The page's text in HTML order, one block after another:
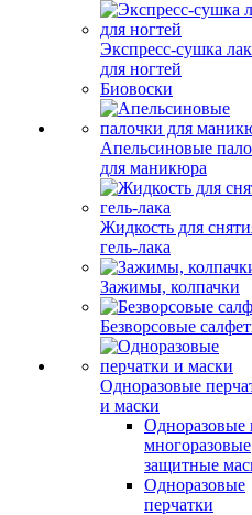
Экспресс-сушка
для ногтей
Биовоски
Апельсиновые
для маникюра
Жидкость для
гель-лака
Зажимы, колпачки
Безворсовые
Одноразовые
и маски
Одноразовые
многоразовые
защитные
Одноразовые
перчатки